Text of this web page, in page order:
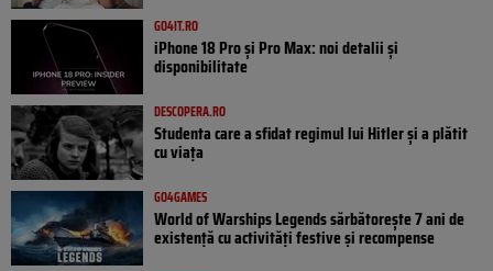
GO4IT.RO
iPhone 18 Pro și Pro Max: noi detalii și
disponibilitate
DESCOPERA.RO
Studenta care a sfidat regimul lui Hitler și a plătit
cu viața
GO4GAMES
World of Warships Legends sărbătorește 7 ani de
existență cu activități festive și recompense